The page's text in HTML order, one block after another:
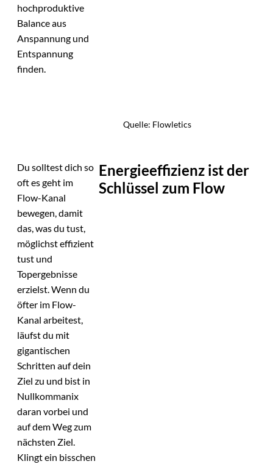
hochproduktive
Balance aus
Anspannung und
Entspannung
finden.
Quelle: Flowletics
Du solltest dich so
oft es geht im
Flow-Kanal
bewegen, damit
das, was du tust,
möglichst effizient
tust und
Topergebnisse
erzielst. Wenn du
öfter im Flow-
Kanal arbeitest,
läufst du mit
gigantischen
Schritten auf dein
Ziel zu und bist in
Nullkommanix
daran vorbei und
auf dem Weg zum
nächsten Ziel.
Klingt ein bisschen
Energieeffizienz ist der
Schlüssel zum Flow